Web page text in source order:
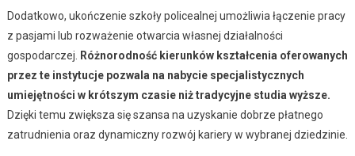
Dodatkowo, ukończenie szkoły policealnej umożliwia łączenie pracy
z pasjami lub rozważenie otwarcia własnej działalności
gospodarczej. Różnorodność kierunków kształcenia oferowanych
przez te instytucje pozwala na nabycie specjalistycznych
umiejętności w krótszym czasie niż tradycyjne studia wyższe.
Dzięki temu zwiększa się szansa na uzyskanie dobrze płatnego
zatrudnienia oraz dynamiczny rozwój kariery w wybranej dziedzinie.